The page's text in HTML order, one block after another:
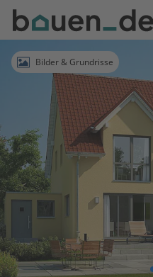
Bauen
Logo
AnmeldenBilder & Grundrisse